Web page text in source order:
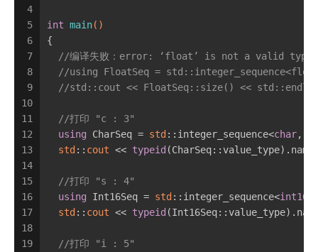
4
5
6
7
8
9
10
11
12
13
14
15
16
17
18
19
int main()
{
//编译失败：error: ‘float’ is not a valid type
//using FloatSeq =
//std::cout << FloatSeq::size() << std::endl;
//打印 "c : 3"
using CharSeq = std ::integer_sequence<char,
std :: cout << typeid
//打印 "s : 4"
using Int16Seq = std ::integer_sequence<
std :: cout << typeid
//打印 "i : 5"